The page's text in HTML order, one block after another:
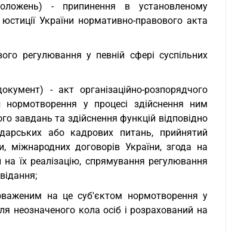
- припинення в установленому
України нормативно-правового акта
регулювання у певній сфері суспільних
- акт організаційно-розпорядчого
у процесі здійснення ним
завдань та здійснення функцій відповідно
або кадрових питань, прийнятий
міжнародних договорів України, згода на
їх реалізацію, спрямування регулювання
на це суб'єктом нормотворення у
кола осіб і розрахований на